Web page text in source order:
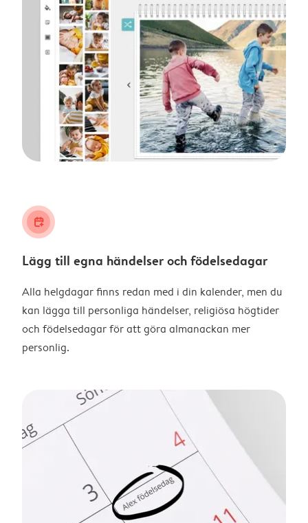
calendar_plus
Lägg till egna händelser och födelsedagar
Alla helgdagar finns redan med i din kalender, men du
kan lägga till personliga händelser, religiösa högtider
och födelsedagar för att göra almanackan mer
personlig.